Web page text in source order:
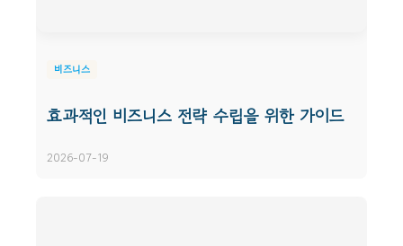
비즈니스
효과적인 비즈니스 전략 수립을 위한 가이드
2026-07-19